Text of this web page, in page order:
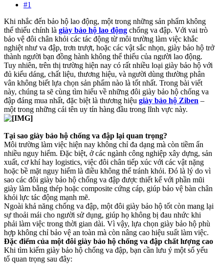
#1
Khi nhắc đến bảo hộ lao động, một trong những sản phẩm không
thể thiếu chính là giày bảo hộ lao động chống va đập. Với vai trò
bảo vệ đôi chân khỏi các tác động từ môi trường làm việc khắc
nghiệt như va đập, trơn trượt, hoặc các vật sắc nhọn, giày bảo hộ trở
thành người bạn đồng hành không thể thiếu của người lao động.
Tuy nhiên, trên thị trường hiện nay có rất nhiều loại giày bảo hộ với
đủ kiểu dáng, chất liệu, thương hiệu, và người dùng thường phân
vân không biết lựa chọn sản phẩm nào là tốt nhất. Trong bài viết
này, chúng ta sẽ cùng tìm hiểu về những đôi giày bảo hộ chống va
đập đáng mua nhất, đặc biệt là thương hiệu giày bảo hộ Ziben –
một trong những cái tên uy tín hàng đầu trong lĩnh vực này.
Tại sao giày bảo hộ chống va đập lại quan trọng?
Môi trường làm việc hiện nay không chỉ đa dạng mà còn tiềm ẩn
nhiều nguy hiểm. Đặc biệt, ở các ngành công nghiệp xây dựng, sản
xuất, cơ khí hay logistics, việc đôi chân tiếp xúc với các vật nặng
hoặc bề mặt nguy hiểm là điều không thể tránh khỏi. Đó là lý do vì
sao các đôi giày bảo hộ chống va đập được thiết kế với phần mũi
giày làm bằng thép hoặc composite cứng cáp, giúp bảo vệ bàn chân
khỏi lực tác động mạnh mẽ.
Ngoài khả năng chống va đập, một đôi giày bảo hộ tốt còn mang lại
sự thoải mái cho người sử dụng, giúp họ không bị đau nhức khi
phải làm việc trong thời gian dài. Vì vậy, lựa chọn giày bảo hộ phù
hợp không chỉ bảo vệ an toàn mà còn nâng cao hiệu suất làm việc.
Đặc điểm của một đôi giày bảo hộ chống va đập chất lượng cao
Khi tìm kiếm giày bảo hộ chống va đập, bạn cần lưu ý một số yếu
tố quan trọng sau đây: